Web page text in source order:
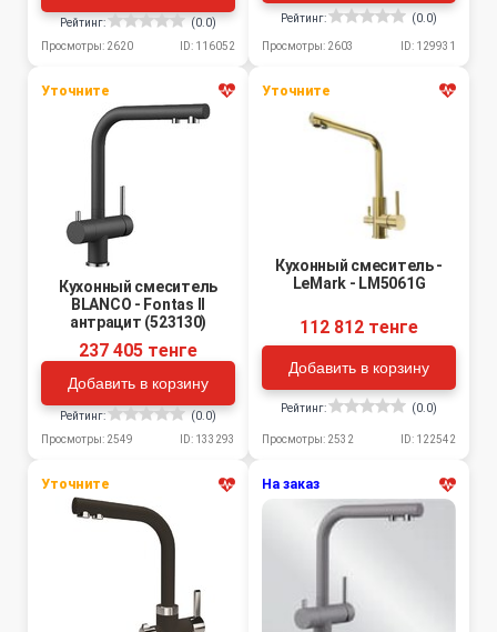
Рейтинг:
(0.0)
Просмотры: 2620
ID: 116052
Рейтинг: (0.0)
Просмотры: 2603 ID: 129931
Уточните
Кухонный смеситель
BLANCO - Fontas II
антрацит (523130)
237 405 тенге
Добавить в корзину
Рейтинг:
(0.0)
Просмотры: 2549
ID: 133293
Уточните
Кухонный смеситель -
LeMark - LM5061G
112 812 тенге
Добавить в корзину
Рейтинг: (0.0)
Просмотры: 2532 ID: 122542
Уточните На заказ